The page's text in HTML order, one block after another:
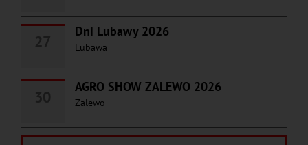
Dni Lubawy 2026
Lubawa
AGRO SHOW ZALEWO 2026
Zalewo